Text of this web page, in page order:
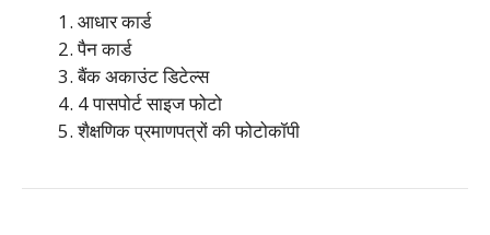
आधार कार्ड
पैन कार्ड
बैंक अकाउंट डिटेल्स
4 पासपोर्ट साइज फोटो
शैक्षणिक प्रमाणपत्रों की फोटोकॉपी